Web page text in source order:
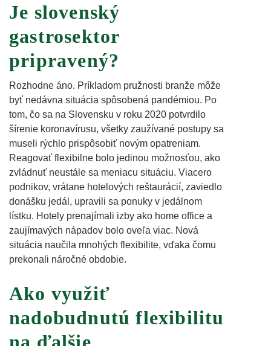
Je slovenský
gastrosektor
pripravený?
Rozhodne áno. Príkladom pružnosti branže môže
byť nedávna situácia spôsobená pandémiou. Po
tom, čo sa na Slovensku v roku 2020 potvrdilo
šírenie koronavírusu, všetky zaužívané postupy sa
museli rýchlo prispôsobiť novým opatreniam.
Reagovať flexibilne bolo jedinou možnosťou, ako
zvládnuť neustále sa meniacu situáciu. Viacero
podnikov, vrátane hotelových reštaurácií, zaviedlo
donášku jedál, upravili sa ponuky v jedálnom
lístku. Hotely prenajímali izby ako home office a
zaujímavých nápadov bolo oveľa viac. Nová
situácia naučila mnohých flexibilite, vďaka čomu
prekonali náročné obdobie.
Ako využiť
nadobudnutú flexibilitu